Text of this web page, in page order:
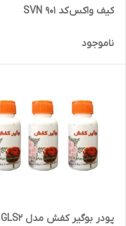
کیف واکس کد SVN 901
ناموجود
پودر بوگیر کفش مدل GLS2